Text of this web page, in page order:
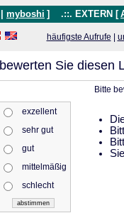
myboshi ] .::. EXTERN [
häufigste Aufrufe
bewerten Sie diesen
Bitte
exzellent
sehr gut
gut
mittelmäßig
schlecht